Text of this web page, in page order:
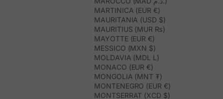
MARTINICA (EUR €)
MAURITANIA (USD $)
MAURITIUS (MUR ₨)
MAYOTTE (EUR €)
MESSICO (MXN $)
MOLDAVIA (MDL L)
MONACO (EUR €)
MONGOLIA (MNT ₮)
MONTENEGRO (EUR €)
MONTSERRAT (XCD $)